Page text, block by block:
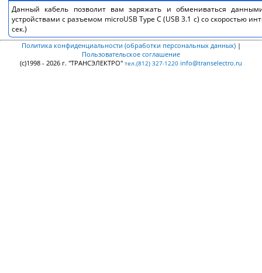
Данный кабель позволит вам заряжать и обмениваться
устройствами с разъемом microUSB Type C (USB 3.1 c) cо скоростью
сек.)
Политика конфиденциальности (обработки персональных данных) |
Пользовательское соглашение
(c)1998 - 2026 г. "ТРАНСЭЛЕКТРО" тел.(812) 327-1220 info@transelectro.ru